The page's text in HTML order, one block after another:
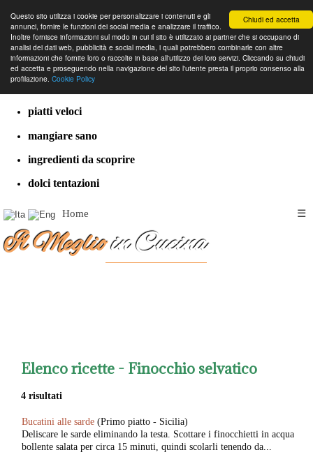
Chiudi ed accetta
Questo sito utilizza i cookie per personalizzare i contenuti e gli
annunci, fornire le funzioni dei social media e analizzare il traffico.
Inoltre fornisce informazioni sul modo in cui il sito è utilizzato ai partner che si occupano di
analisi dei dati web, pubblicità e social media, i quali potrebbero combinarle con altre
informazioni che fornite loro o raccolte in base all'utilizzo dei loro servizi. Cliccando su chiudi
ed accetta e proseguendo nella navigazione del sito l'utente presta il proprio consenso alla
profilazione. Cookie Policy
cucina dal mondo
ricette classiche
piatti veloci
mangiare sano
ingredienti da scoprire
dolci tentazioni
Home ☰
Il Meglioin Cucina
Elenco ricette - Finocchio selvatico
4 risultati
Bucatini alle sarde (Primo piatto - Sicilia)
Deliscare le sarde eliminando la testa. Scottare i finocchietti in acqua
bollente salata per circa 15 minuti, quindi scolarli tenendo da...